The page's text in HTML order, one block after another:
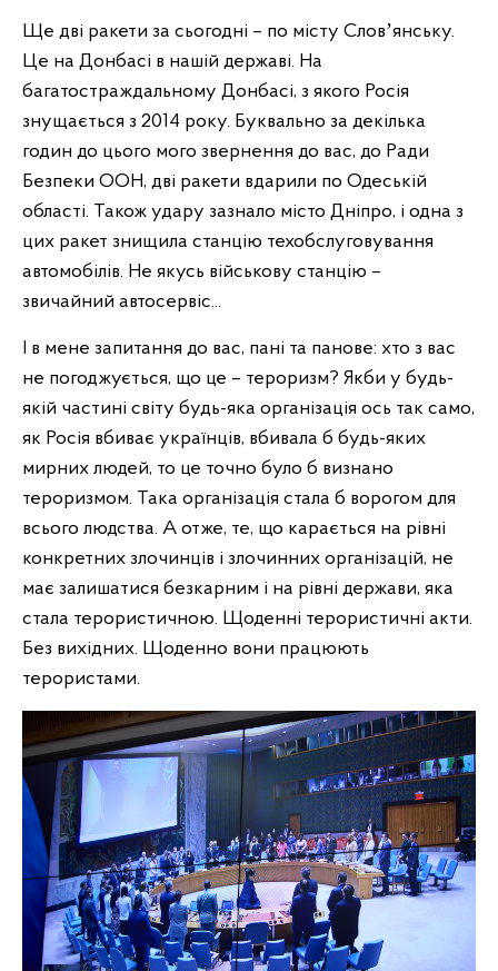
Ще дві ракети за сьогодні – по місту Словʼянську.
Це на Донбасі в нашій державі. На
багатостраждальному Донбасі, з якого Росія
знущається з 2014 року. Буквально за декілька
годин до цього мого звернення до вас, до Ради
Безпеки ООН, дві ракети вдарили по Одеській
області. Також удару зазнало місто Дніпро, і одна з
цих ракет знищила станцію техобслуговування
автомобілів. Не якусь військову станцію –
звичайний автосервіс...
І в мене запитання до вас, пані та панове: хто з вас
не погоджується, що це – тероризм? Якби у будь-
якій частині світу будь-яка організація ось так само,
як Росія вбиває українців, вбивала б будь-яких
мирних людей, то це точно було б визнано
тероризмом. Така організація стала б ворогом для
всього людства. А отже, те, що карається на рівні
конкретних злочинців і злочинних організацій, не
має залишатися безкарним і на рівні держави, яка
стала терористичною. Щоденні терористичні акти.
Без вихідних. Щоденно вони працюють
терористами.